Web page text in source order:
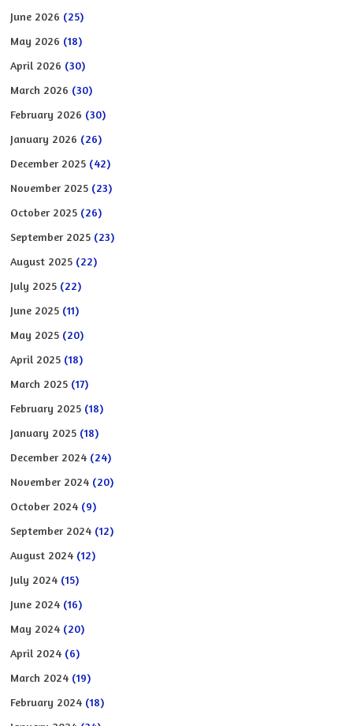
June 2026 (25)
May 2026 (18)
April 2026 (30)
March 2026 (30)
February 2026 (30)
January 2026 (26)
December 2025 (42)
November 2025 (23)
October 2025 (26)
September 2025 (23)
August 2025 (22)
July 2025 (22)
June 2025 (11)
May 2025 (20)
April 2025 (18)
March 2025 (17)
February 2025 (18)
January 2025 (18)
December 2024 (24)
November 2024 (20)
October 2024 (9)
September 2024 (12)
August 2024 (12)
July 2024 (15)
June 2024 (16)
May 2024 (20)
April 2024 (6)
March 2024 (19)
February 2024 (18)